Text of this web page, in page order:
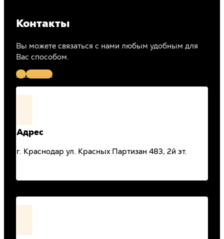
Контакты
Вы можете связаться с нами любым удобным для
Вас способом.
Vk Youtube
Адрес
г. Краснодар ул. Красных Партизан 483, 2й эт.